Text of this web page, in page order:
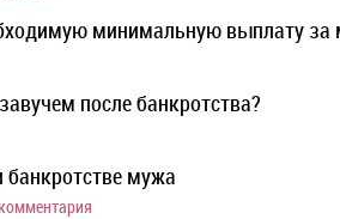
минимальную выплату за
после банкротства?
мужа